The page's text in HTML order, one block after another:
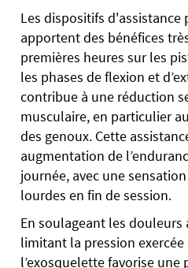
Les dispositifs
apportent des bénéfices
premières heures sur les
les phases de flexion et
contribue à une réduction
musculaire, en particulier
des genoux. Cette
augmentation de
journée, avec une
lourdes en fin de session.
En soulageant les douleurs
limitant la pression exercée
l’exosquelette favorise